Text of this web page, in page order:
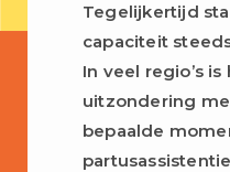
Tegelijkertijd
capaciteit
In veel regio’s
uitzondering
bepaalde